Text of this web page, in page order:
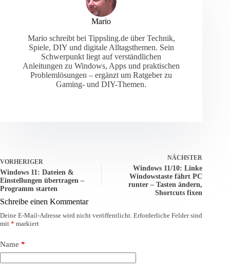
Mario
Mario schreibt bei Tippsling.de über Technik,
Spiele, DIY und digitale Alltagsthemen. Sein
Schwerpunkt liegt auf verständlichen
Anleitungen zu Windows, Apps und praktischen
Problemlösungen – ergänzt um Ratgeber zu
Gaming- und DIY-Themen.
VORHERIGER
Windows 11: Dateien &
Einstellungen übertragen –
Programm starten
NÄCHSTER
Windows 11/10: Linke
Windowstaste fährt PC
runter – Tasten ändern,
Shortcuts fixen
Schreibe einen Kommentar
Deine E-Mail-Adresse wird nicht veröffentlicht. Erforderliche Felder sind
mit * markiert
Name *